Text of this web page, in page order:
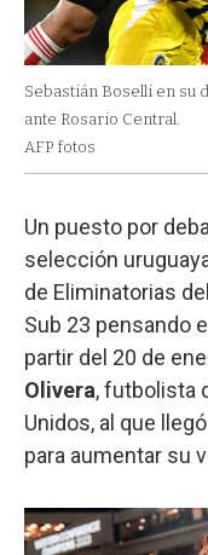
Sebastián Boselli en su
ante Rosario Central.
AFP fotos
Un puesto por
selección
de Eliminatorias
Sub 23 pensando
partir del 20 de
Olivera, futbolista
Unidos, al que
para aumentar su